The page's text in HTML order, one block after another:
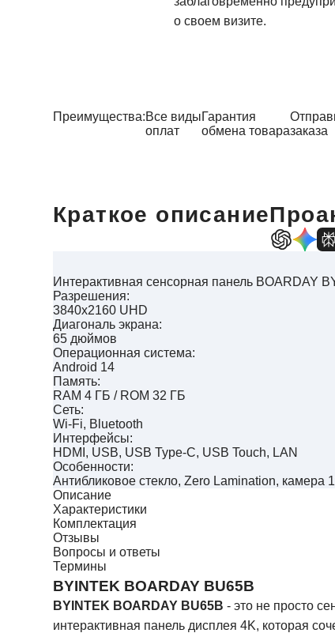
о своем визите.
Преимущества:Все виды
оплат
Гарантия
обмена товаразаказа
Краткое описание
Интерактивная сенсорная панель BOARDAY
Разрешения:
3840х2160 UHD
Диагональ экрана:
65 дюймов
Операционная система:
Android 14
Память:
RAM 4 ГБ / ROM 32 ГБ
Сеть:
Wi-Fi, Bluetooth
Интерфейсы:
HDMI, USB, USB Type-C, USB Touch, LAN
Особенности:
Антибликовое стекло, Zero Lamination,
Описание
Характеристики
Комплектация
Отзывы
Вопросы и ответы
Термины
BYINTEK BOARDAY BU65B
BYINTEK BOARDAY BU65B - это не просто
интерактивная панель дисплея 4K, которая